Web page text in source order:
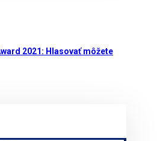
2021: Hlasovať môžete